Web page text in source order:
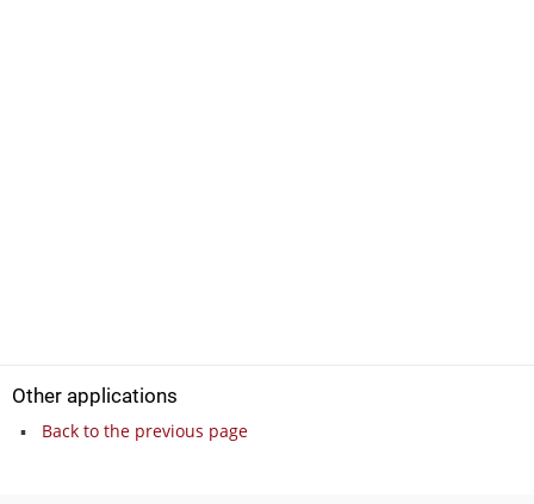
Other applications
Back to the previous page